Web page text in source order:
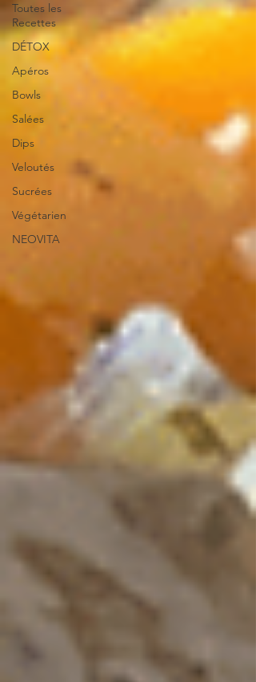
Toutes les
Recettes
DÉTOX
Apéros
Bowls
Salées
Dips
Veloutés
Sucrées
Végétarien
NEOVITA